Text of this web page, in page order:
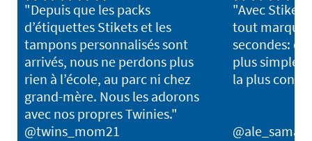
"Depuis que les packs
d’étiquettes Stikets et les
tampons personnalisés sont
arrivés, nous ne perdons plus
rien à l’école, au parc ni chez
grand-mère. Nous les adorons
avec nos propres Twinies."
@twins_mom21
"Avec
tout
secondes:
plus simple,
la plus